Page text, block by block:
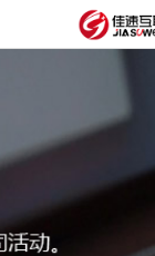
设
网
制
抖